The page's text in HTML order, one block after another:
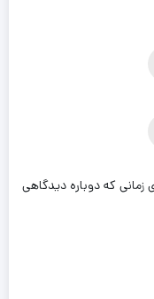
زمانی که دوباره دیدگاهی